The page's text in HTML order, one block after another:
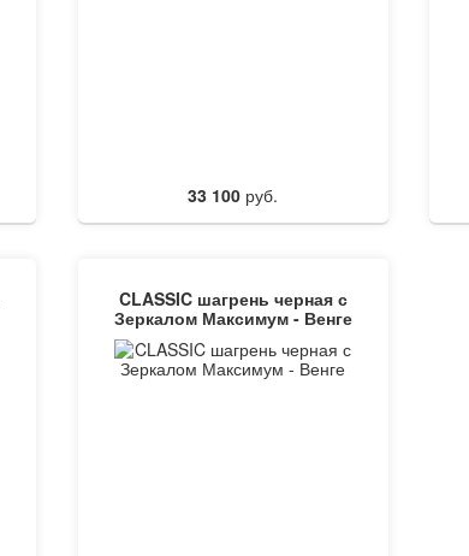
33 100 руб.
CLASSIC шагрень черная с
Зеркалом Максимум - Венге